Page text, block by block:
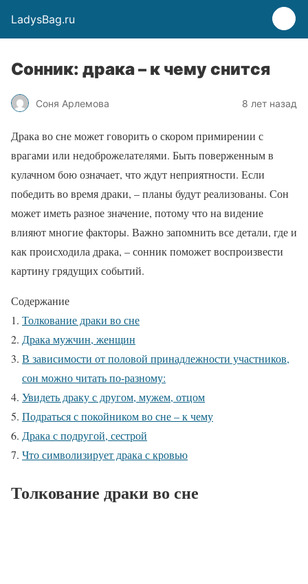
LadysBag.ru
Сонник: драка – к чему снится
Соня Арлемова 8 лет назад
Драка во сне может говорить о скором примирении с
врагами или недоброжелателями. Быть поверженным в
кулачном бою означает, что ждут неприятности. Если
победить во время драки, – планы будут реализованы. Сон
может иметь разное значение, потому что на видение
влияют многие факторы. Важно запомнить все детали, где и
как происходила драка, – сонник поможет воспроизвести
картину грядущих событий.
Содержание
Толкование драки во сне
Драка мужчин, женщин
В зависимости от половой принадлежности участников,
сон можно читать по-разному:
Увидеть драку с другом, мужем, отцом
Подраться с покойником во сне – к чему
Драка с подругой, сестрой
Что символизирует драка с кровью
Толкование драки во сне